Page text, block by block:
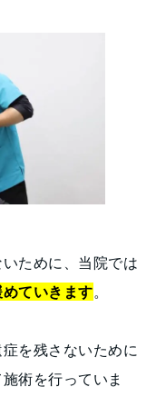
ために、当院では
ていきます。
を残さないために
術を行っていま